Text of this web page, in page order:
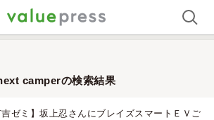
camperの検索結果
吉ゼミ】坂上忍さんにブレイズスマートＥＶご